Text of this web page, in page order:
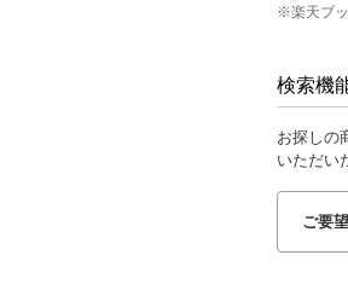
※楽天ブ
検索機
お探しの
いただい
ご要